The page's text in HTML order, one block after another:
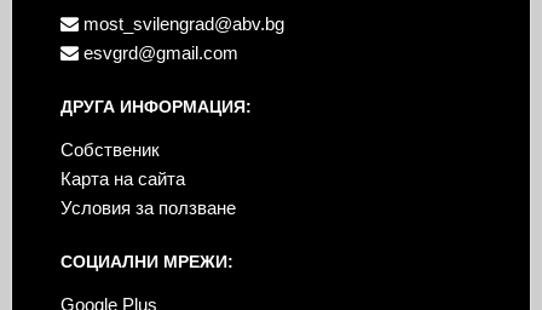
most_svilengrad@abv.bg
esvgrd@gmail.com
ДРУГА ИНФОРМАЦИЯ:
Собственик
Карта на сайта
Условия за ползване
СОЦИАЛНИ МРЕЖИ:
Google Plus